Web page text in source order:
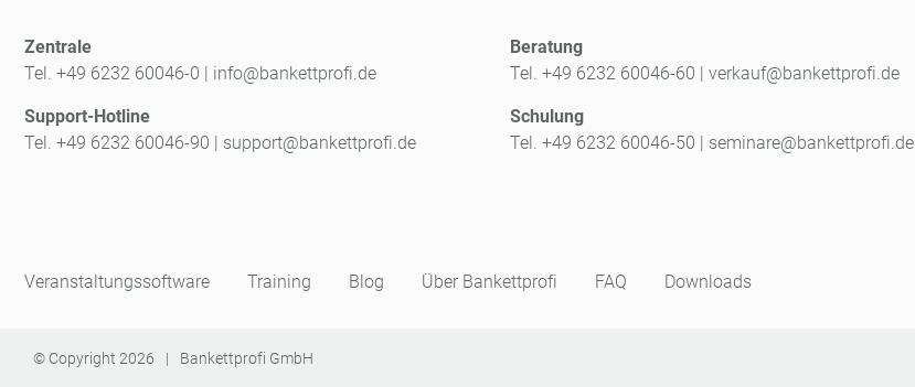
Zentrale
Tel. +49 6232 60046-0 | info@bankettprofi.de
Support-Hotline
Tel. +49 6232 60046-90 | support@bankettprofi.de
Beratung
Tel. +49 6232 60046-60 | verkauf@bankettprofi.de
Schulung
Tel. +49 6232 60046-50 | seminare@bankettprofi.de
Veranstaltungssoftware Training Blog Über Bankettprofi FAQ Downloads
© Copyright 2026 | Bankettprofi GmbH